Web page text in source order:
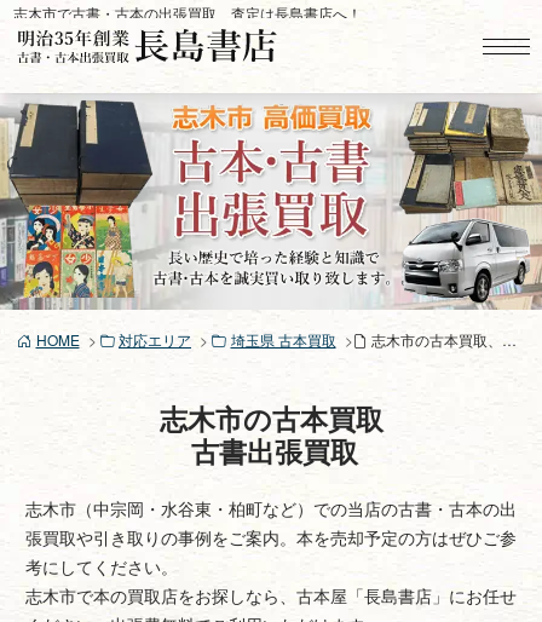
コ
ン
ツ
へ
ス
キ
ッ
プ
志木市で古書・古本の出張買取、査定は長島書店へ！
HOME 対応エリア 埼玉県 古本買取 志木市の古本買取、古書買取り
志木市の古本買取
古書出張買取
志木市（中宗岡・水谷東・柏町など）での当店の古書・古本の出
張買取や引き取りの事例をご案内。本を売却予定の方はぜひご参
考にしてください。
志木市で本の買取店をお探しなら、古本屋「長島書店」にお任せ